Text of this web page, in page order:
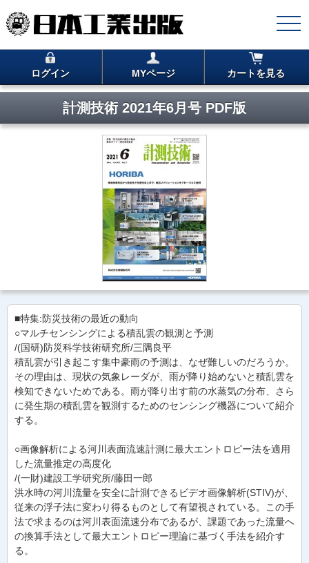
ログイン MYページ カートを見る
計測技術 2021年6月号 PDF版
■特集:防災技術の最近の動向
○マルチセンシングによる積乱雲の観測と予測
/(国研)防災科学技術研究所/三隅良平
積乱雲が引き起こす集中豪雨の予測は、なぜ難しいのだろうか。
その理由は、現状の気象レーダが、雨が降り始めないと積乱雲を
検知できないためである。雨が降り出す前の水蒸気の分布、さら
に発生期の積乱雲を観測するためのセンシング機器について紹介
する。
○画像解析による河川表面流速計測に最大エントロピー法を適用
した流量推定の高度化
/(一財)建設工学研究所/藤田一郎
洪水時の河川流量を安全に計測できるビデオ画像解析(STIV)が、
従来の浮子法に変わり得るものとして有望視されている。この手
法で求まるのは河川表面流速分布であるが、課題であった流量へ
の換算手法として最大エントロピー理論に基づく手法を紹介す
る。